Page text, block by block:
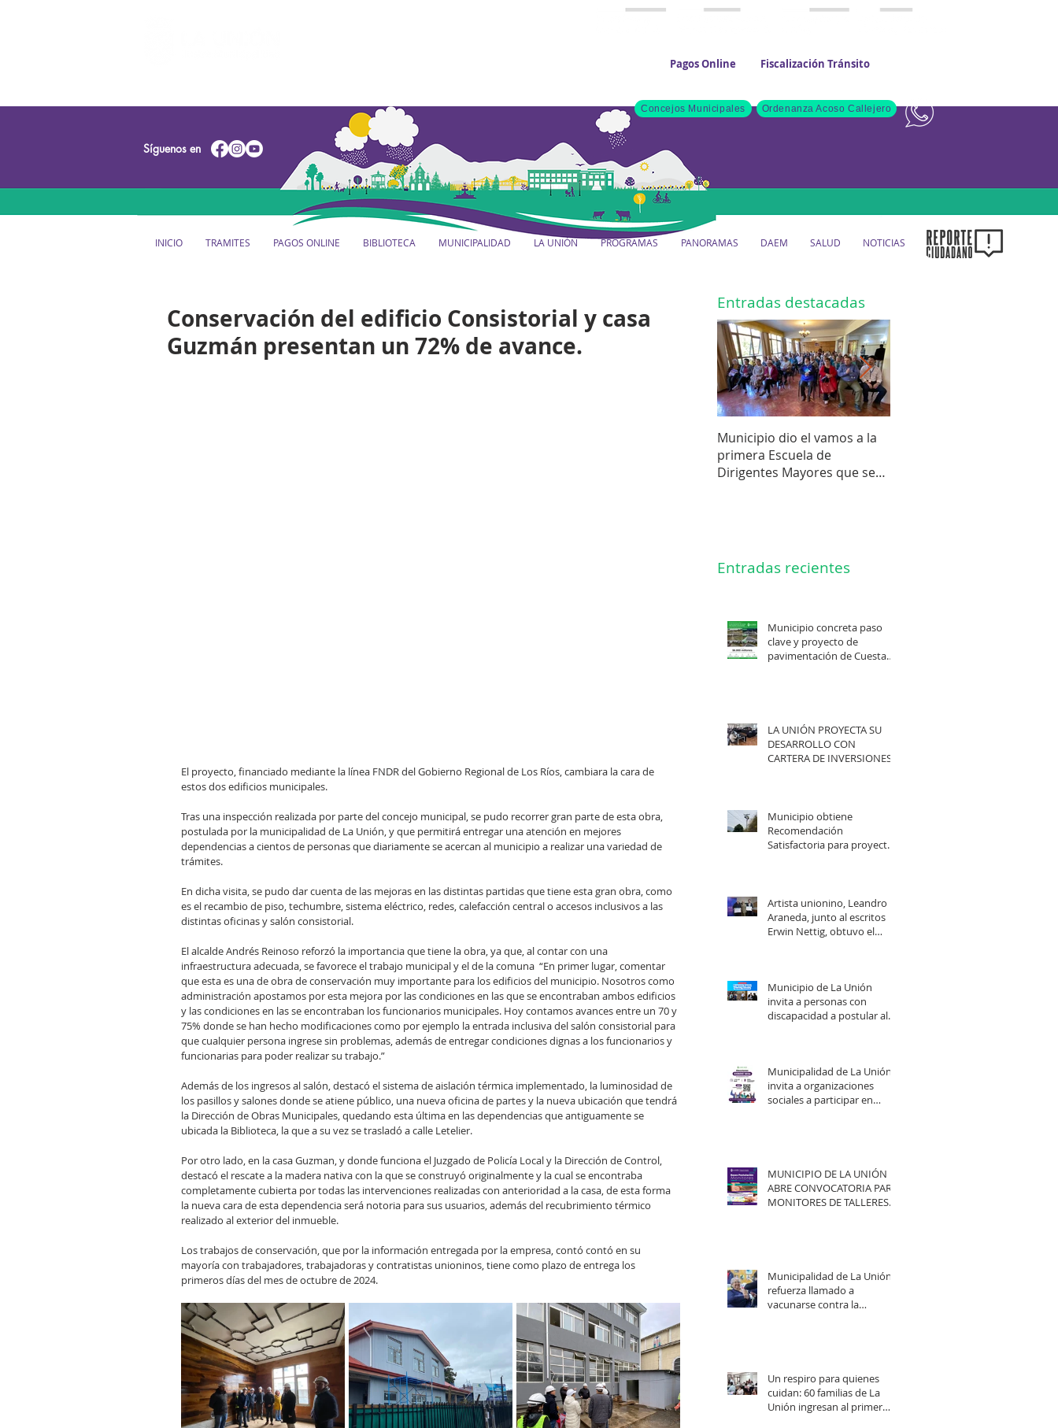
Pagos Online Fiscalización Tránsito
Concejos Municipales
Síguenos en
INICIO TRAMITES PAGOS ONLINE BIBLIOTECA MUNICIPALIDAD LA UNIÓN PROGRAMAS PANORAMAS DAEM SALUD NOTICIAS
Ordenanza Acoso Callejero
Conservación del edificio Consistorial y casa
Guzmán presentan un 72% de avance.
El proyecto, financiado mediante la línea FNDR del Gobierno Regional de Los Ríos, cambiara la cara de
estos dos edificios municipales.
Tras una inspección realizada por parte del concejo municipal, se pudo recorrer gran parte de esta obra,
postulada por la municipalidad de La Unión, y que permitirá entregar una atención en mejores
dependencias a cientos de personas que diariamente se acercan al municipio a realizar una variedad de
trámites.
En dicha visita, se pudo dar cuenta de las mejoras en las distintas partidas que tiene esta gran obra, como
es el recambio de piso, techumbre, sistema eléctrico, redes, calefacción central o accesos inclusivos a las
distintas oficinas y salón consistorial.
El alcalde Andrés Reinoso reforzó la importancia que tiene la obra, ya que, al contar con una
infraestructura adecuada, se favorece el trabajo municipal y el de la comuna  “En primer lugar, comentar
que esta es una de obra de conservación muy importante para los edificios del municipio. Nosotros como
administración apostamos por esta mejora por las condiciones en las que se encontraban ambos edificios
y las condiciones en las se encontraban los funcionarios municipales. Hoy contamos avances entre un 70 y
75% donde se han hecho modificaciones como por ejemplo la entrada inclusiva del salón consistorial para
que cualquier persona ingrese sin problemas, además de entregar condiciones dignas a los funcionarios y
funcionarias para poder realizar su trabajo.”
Además de los ingresos al salón, destacó el sistema de aislación térmica implementado, la luminosidad de
los pasillos y salones donde se atiene público, una nueva oficina de partes y la nueva ubicación que tendrá
la Dirección de Obras Municipales, quedando esta última en las dependencias que antiguamente se
ubicada la Biblioteca, la que a su vez se trasladó a calle Letelier.
Por otro lado, en la casa Guzman, y donde funciona el Juzgado de Policía Local y la Dirección de Control,
destacó el rescate a la madera nativa con la que se construyó originalmente y la cual se encontraba
completamente cubierta por todas las intervenciones realizadas con anterioridad a la casa, de esta forma
la nueva cara de esta dependencia será notoria para sus usuarios, además del recubrimiento térmico
realizado al exterior del inmueble.
Los trabajos de conservación, que por la información entregada por la empresa, contó contó en su
mayoría con trabajadores, trabajadoras y contratistas unioninos, tiene como plazo de entrega los
primeros días del mes de octubre de 2024.
Entradas destacadas
Municipio dio el vamos a la
primera Escuela de
Dirigentes Mayores que se
Entradas recientes
Municipio concreta paso
clave y proyecto de
pavimentación de Cuesta
LA UNIÓN PROYECTA SU
DESARROLLO CON
CARTERA DE INVERSIONES
Municipio obtiene
Recomendación
Satisfactoria para proyecto
la comuna.
Artista unionino, Leandro
Araneda, junto al escritos
Erwin Nettig, obtuvo el
Municipio de La Unión
invita a personas con
discapacidad a postular al
Municipalidad de La Unión
invita a organizaciones
sociales a participar en
MUNICIPIO DE LA UNIÓN
ABRE CONVOCATORIA PARA
MONITORES DE TALLERES
Municipalidad de La Unión
refuerza llamado a
vacunarse contra la
Un respiro para quienes
cuidan: 60 familias de La
Unión ingresan al primer